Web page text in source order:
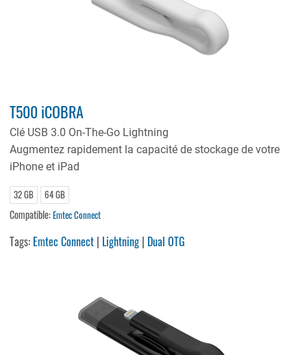
T500 iCOBRA
Clé USB 3.0 On-The-Go Lightning
Augmentez rapidement la capacité de stockage de votre
iPhone et iPad
32 GB 64 GB
Compatible:Emtec Connect
Tags: Emtec Connect | Lightning | Dual OTG